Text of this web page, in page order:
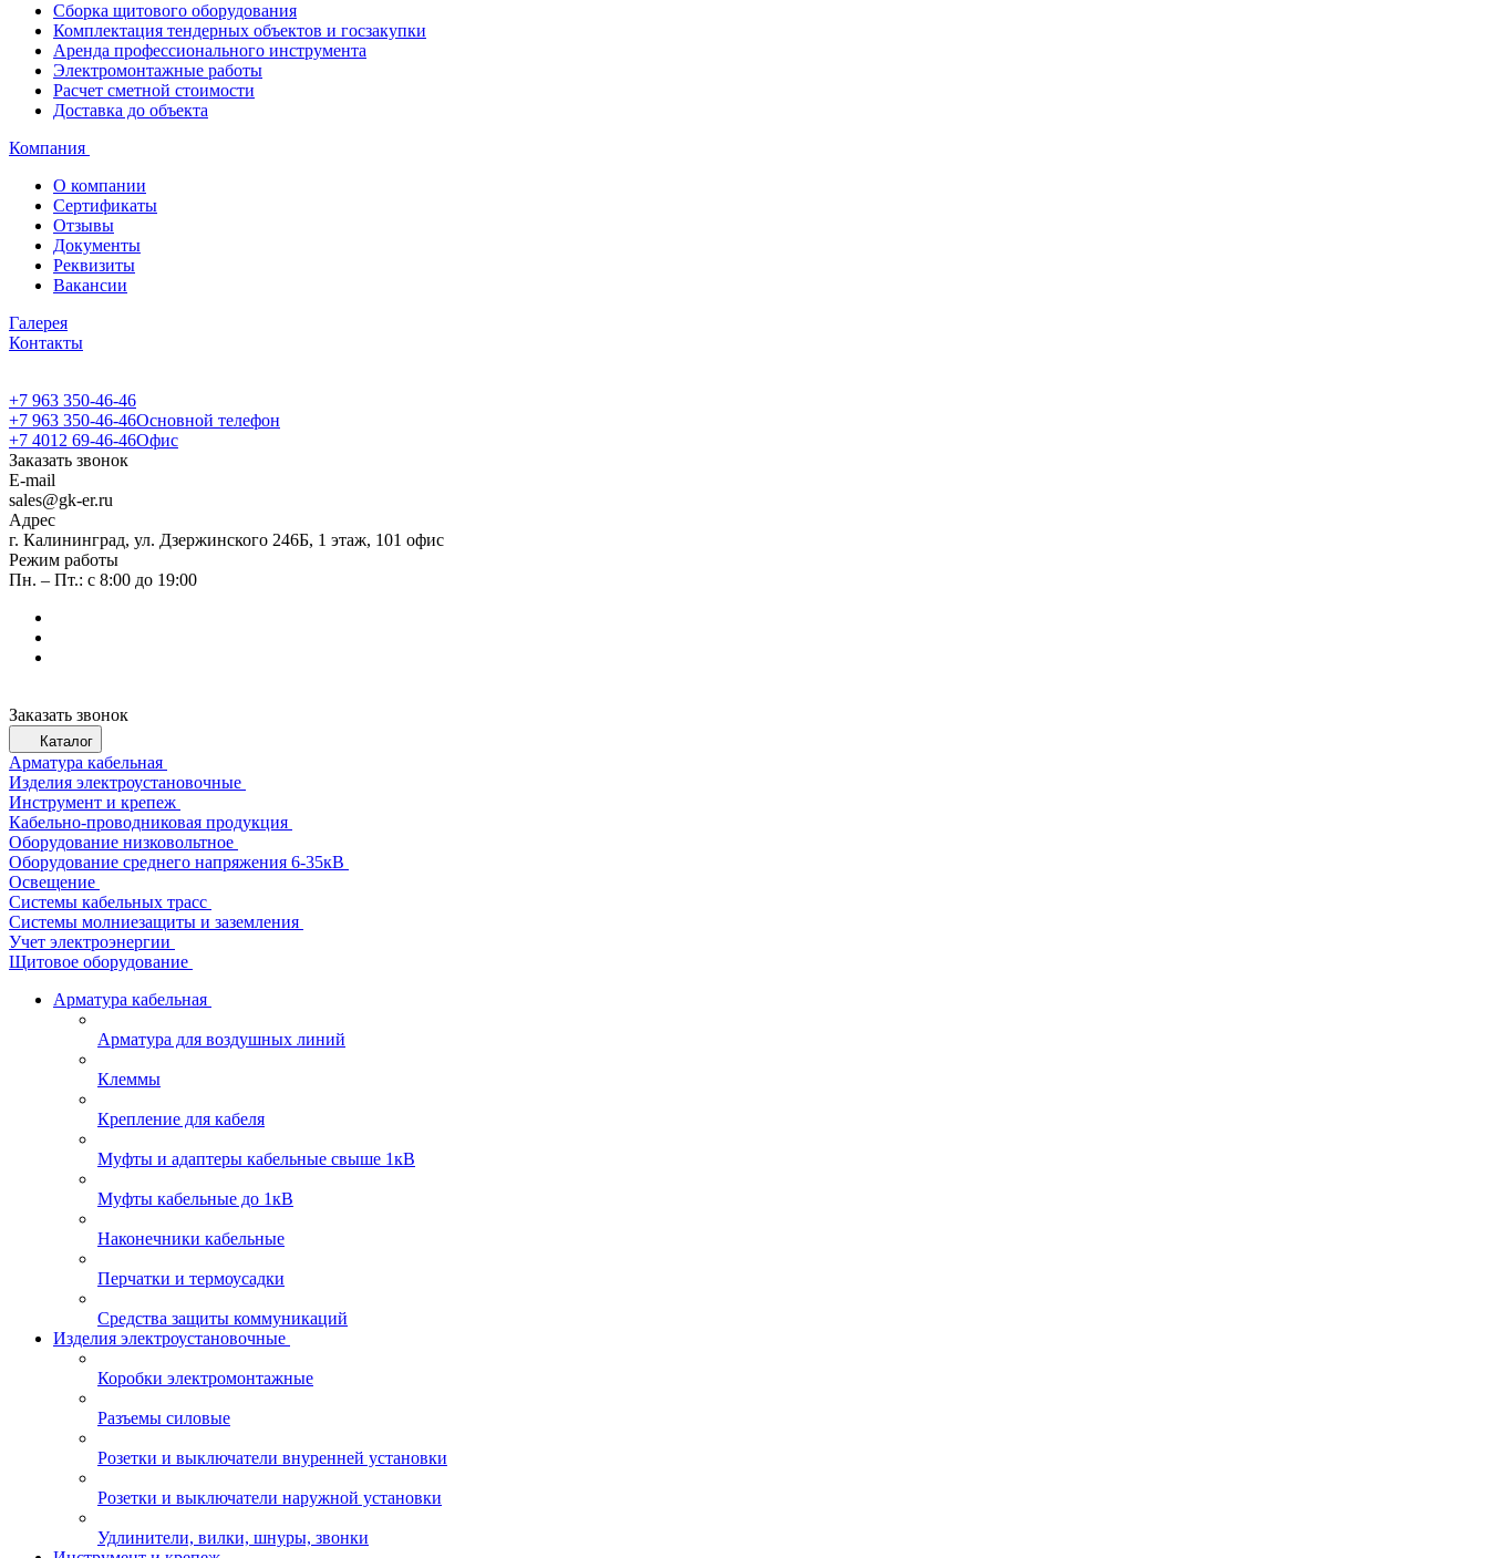
Сборка щитового оборудования
Комплектация тендерных объектов и госзакупки
Аренда профессионального инструмента
Электромонтажные работы
Расчет сметной стоимости
Доставка до объекта
Компания
О компании
Сертификаты
Отзывы
Документы
Реквизиты
Вакансии
Галерея
Контакты
+7 963 350-46-46
+7 963 350-46-46Основной телефон
+7 4012 69-46-46Офис
Заказать звонок
E-mail
sales@gk-er.ru
Адрес
г. Калининград, ул. Дзержинского 246Б, 1 этаж, 101 офис
Режим работы
Пн. – Пт.: с 8:00 до 19:00
Заказать звонок
Каталог
Арматура кабельная
Изделия электроустановочные
Инструмент и крепеж
Кабельно-проводниковая продукция
Оборудование низковольтное
Оборудование среднего напряжения 6-35кВ
Освещение
Системы кабельных трасс
Системы молниезащиты и заземления
Учет электроэнергии
Щитовое оборудование
Арматура кабельная
Арматура для воздушных линий
Клеммы
Крепление для кабеля
Муфты и адаптеры кабельные свыше 1кВ
Муфты кабельные до 1кВ
Наконечники кабельные
Перчатки и термоусадки
Средства защиты коммуникаций
Изделия электроустановочные
Коробки электромонтажные
Разъемы силовые
Розетки и выключатели внуренней установки
Розетки и выключатели наружной установки
Удлинители, вилки, шнуры, звонки